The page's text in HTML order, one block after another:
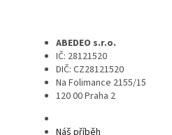
ABEDEO s.r.o.
IČ: 28121520
DIČ: CZ28121520
Na Folimance 2155/15
120 00 Praha 2
Náš příběh